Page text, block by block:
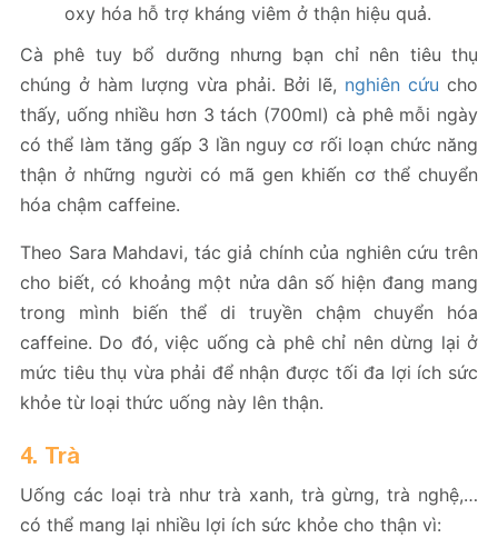
oxy hóa hỗ trợ kháng viêm ở thận hiệu quả.
Cà phê tuy bổ dưỡng nhưng bạn chỉ nên tiêu thụ
chúng ở hàm lượng vừa phải. Bởi lẽ, nghiên cứu cho
thấy, uống nhiều hơn 3 tách (700ml) cà phê mỗi ngày
có thể làm tăng gấp 3 lần nguy cơ rối loạn chức năng
thận ở những người có mã gen khiến cơ thể chuyển
hóa chậm caffeine.
Theo Sara Mahdavi, tác giả chính của nghiên cứu trên
cho biết, có khoảng một nửa dân số hiện đang mang
trong mình biến thể di truyền chậm chuyển hóa
caffeine. Do đó, việc uống cà phê chỉ nên dừng lại ở
mức tiêu thụ vừa phải để nhận được tối đa lợi ích sức
khỏe từ loại thức uống này lên thận.
4. Trà
Uống các loại trà như trà xanh, trà gừng, trà nghệ,…
có thể mang lại nhiều lợi ích sức khỏe cho thận vì: